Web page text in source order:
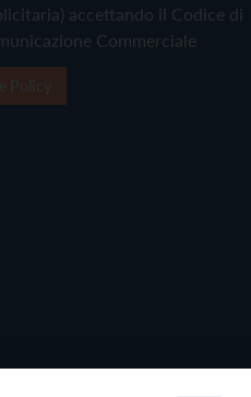
accettando il Codice di
Commerciale